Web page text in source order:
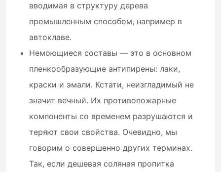
вводимая в структуру дерева
промышленным способом, например в
автоклаве.
Немоющиеся составы — это в основном
пленкообразующие антипирены: лаки,
краски и эмали. Кстати, неизгладимый не
значит вечный. Их противопожарные
компоненты со временем разрушаются и
теряют свои свойства. Очевидно, мы
говорим о совершенно других терминах.
Так, если дешевая соляная пропитка